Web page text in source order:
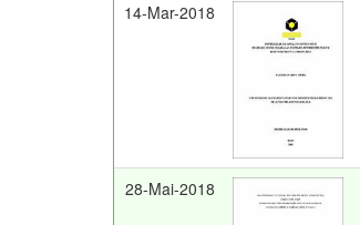
14-Mar-2018
28-Mai-2018